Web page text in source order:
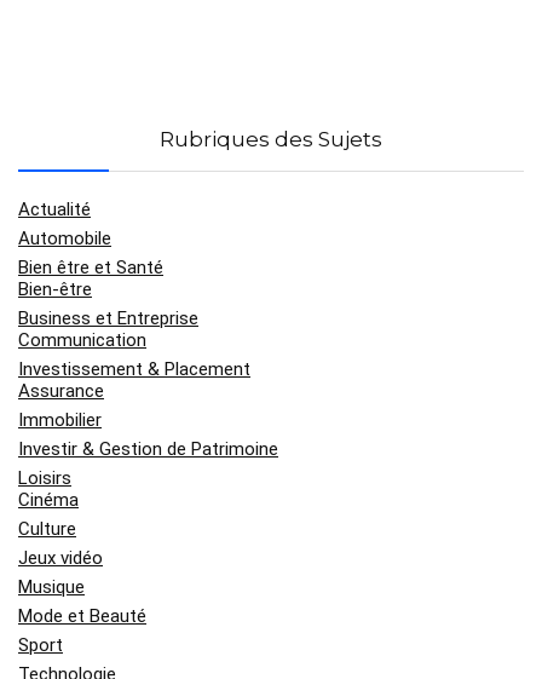
Rubriques des Sujets
Actualité
Automobile
Bien être et Santé
Bien-être
Business et Entreprise
Communication
Investissement & Placement
Assurance
Immobilier
Investir & Gestion de Patrimoine
Loisirs
Cinéma
Culture
Jeux vidéo
Musique
Mode et Beauté
Sport
Technologie